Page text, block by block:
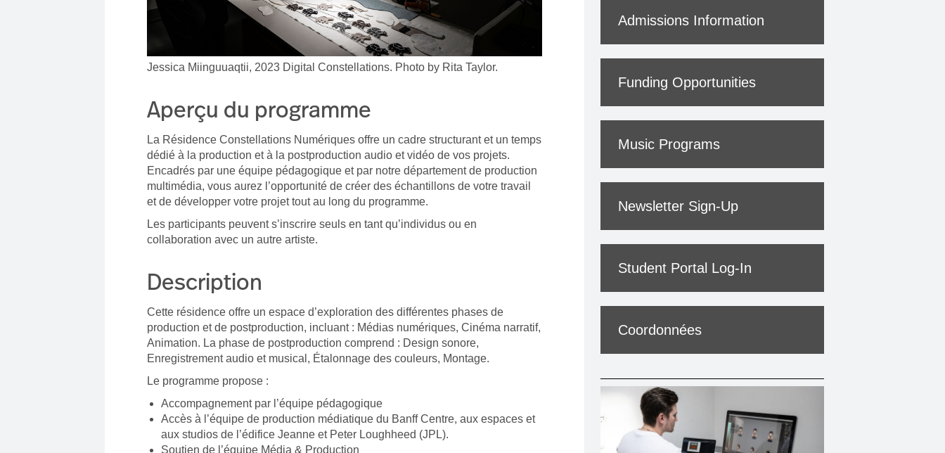
Jessica Miinguuaqtii, 2023 Digital Constellations. Photo by Rita Taylor.
Aperçu du programme
La Résidence Constellations Numériques offre un cadre structurant et un temps
dédié à la production et à la postproduction audio et vidéo de vos projets.
Encadrés par une équipe pédagogique et par notre département de production
multimédia, vous aurez l’opportunité de créer des échantillons de votre travail
et de développer votre projet tout au long du programme.
Les participants peuvent s’inscrire seuls en tant qu’individus ou en
collaboration avec un autre artiste.
Description
Cette résidence offre un espace d’exploration des différentes phases de
production et de postproduction, incluant : Médias numériques, Cinéma narratif,
Animation. La phase de postproduction comprend : Design sonore,
Enregistrement audio et musical, Étalonnage des couleurs, Montage.
Le programme propose :
Accompagnement par l’équipe pédagogique
Accès à l’équipe de production médiatique du Banff Centre, aux espaces et
aux studios de l’édifice Jeanne et Peter Loughheed (JPL).
Soutien de l’équipe Média & Production
Admissions Information
Funding Opportunities
Music Programs
Newsletter Sign-Up
Student Portal Log-In
Coordonnées